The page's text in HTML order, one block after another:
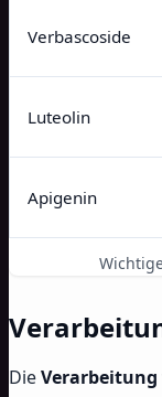
Verbascoside
Luteolin
Apigenin
Die